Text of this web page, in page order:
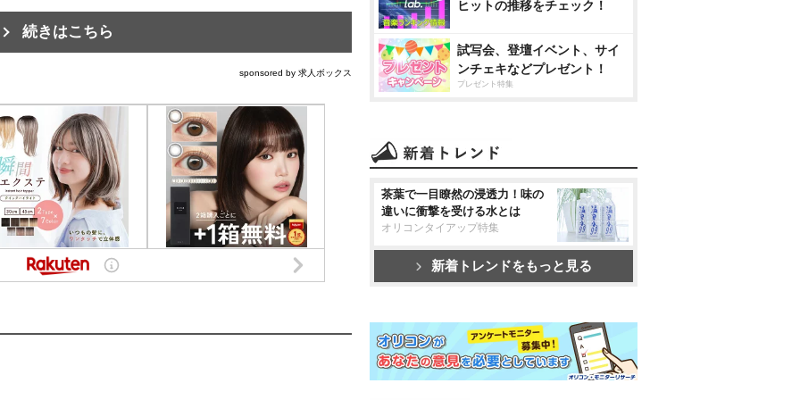
続きはこちら
sponsored by 求人ボックス
ヒットの推移をチェック！
試写会、登壇イベント、サイ
ンチェキなどプレゼント！
プレゼント特集
茶葉で一目瞭然の浸透力！味の
違いに衝撃を受ける水とは
オリコンタイアップ特集
新着トレンドをもっと見る